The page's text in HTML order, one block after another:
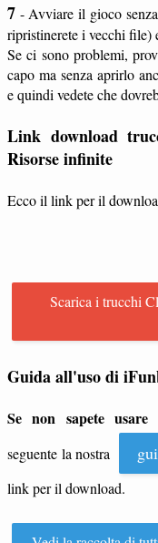
7 - Avviare il gioco
ripristinerete i vecchi file)
Se ci sono problemi,
capo ma senza aprirlo
e quindi vedete che
Link download
Risorse infinite
Ecco il link per il
Scarica i trucchi
Guida all'uso di
Se non sapete usare
seguente la nostra
link per il download.